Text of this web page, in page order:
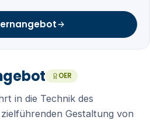
OER
in die Technik des
Gestaltung von